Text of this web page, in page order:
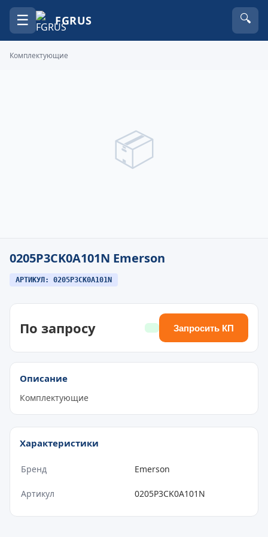
☰ FGRUS 🔍
Комплектующие
📦
0205P3CK0A101N Emerson
АРТИКУЛ: 0205P3CK0A101N
По запросу Запросить КП
Описание
Комплектующие
Характеристики
Бренд Emerson
Артикул 0205P3CK0A101N